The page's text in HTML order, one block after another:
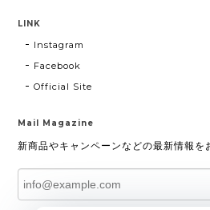
LINK
Instagram
Facebook
Official Site
Mail Magazine
新商品やキャンペーンなどの最新情報を